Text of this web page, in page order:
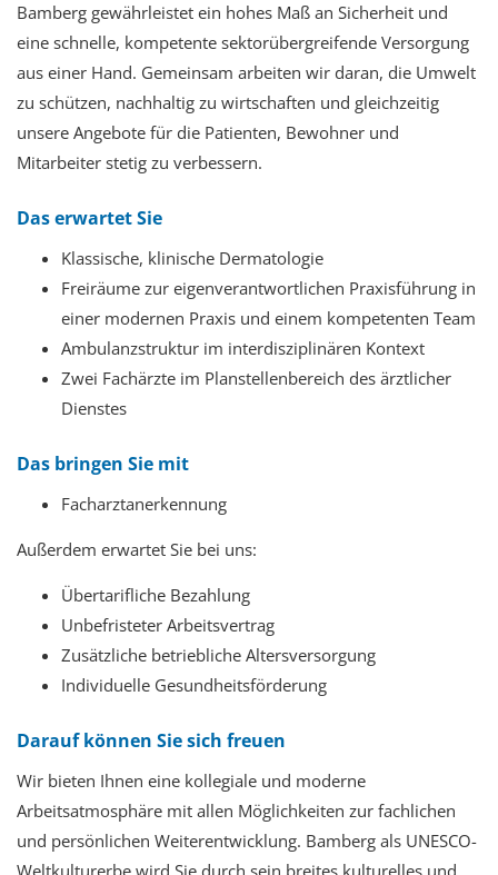
Bamberg gewährleistet ein hohes Maß an Sicherheit und
eine schnelle, kompetente sektorübergreifende Versorgung
aus einer Hand. Gemeinsam arbeiten wir daran, die Umwelt
zu schützen, nachhaltig zu wirtschaften und gleichzeitig
unsere Angebote für die Patienten, Bewohner und
Mitarbeiter stetig zu verbessern.
Das erwartet Sie
Klassische, klinische Dermatologie
Freiräume zur eigenverantwortlichen Praxisführung in
einer modernen Praxis und einem kompetenten Team
Ambulanzstruktur im interdisziplinären Kontext
Zwei Fachärzte im Planstellenbereich des ärztlicher
Dienstes
Das bringen Sie mit
Facharztanerkennung
Außerdem erwartet Sie bei uns:
Übertarifliche Bezahlung
Unbefristeter Arbeitsvertrag
Zusätzliche betriebliche Altersversorgung
Individuelle Gesundheitsförderung
Darauf können Sie sich freuen
Wir bieten Ihnen eine kollegiale und moderne
Arbeitsatmosphäre mit allen Möglichkeiten zur fachlichen
und persönlichen Weiterentwicklung. Bamberg als UNESCO-